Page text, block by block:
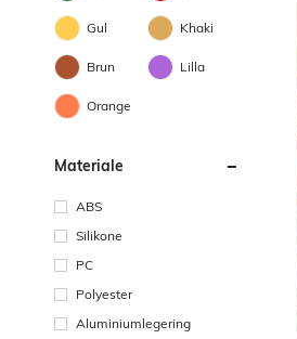
Gul Khaki
Brun Lilla
Orange
Materiale
ABS
Silikone
PC
Polyester
Aluminiumlegering